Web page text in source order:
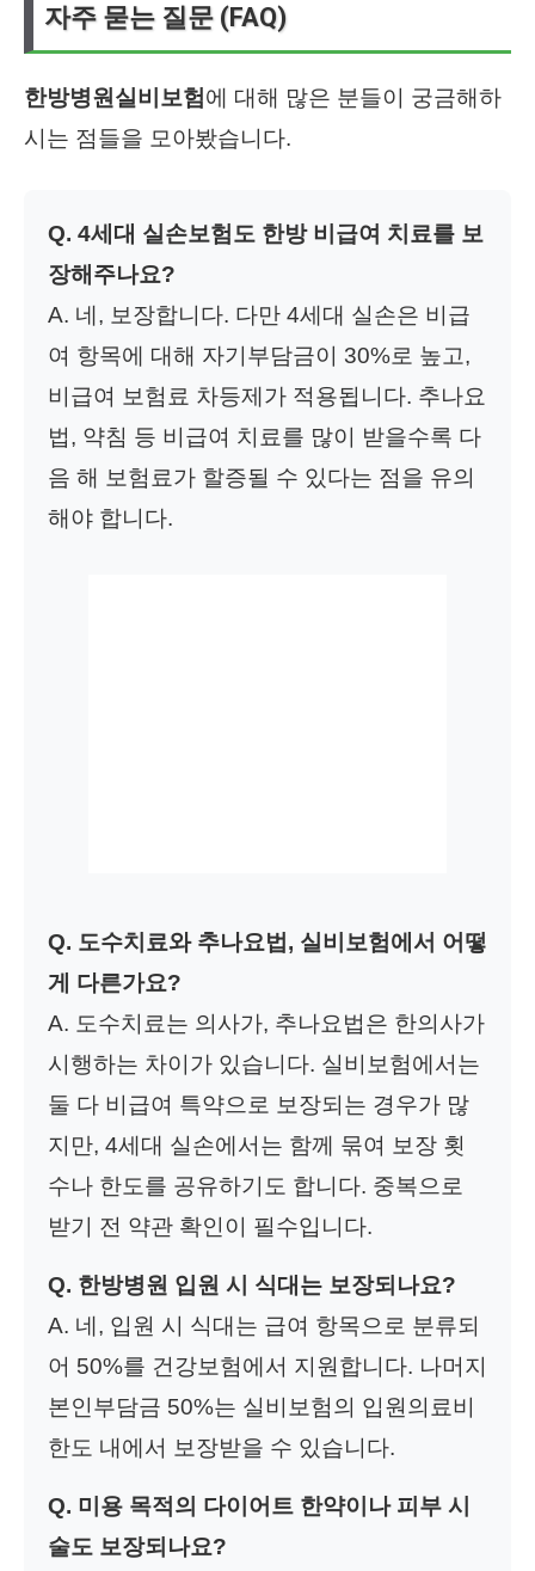
자주 묻는 질문 (FAQ)
한방병원실비보험에 대해 많은 분들이 궁금해하
시는 점들을 모아봤습니다.
Q. 4세대 실손보험도 한방 비급여 치료를 보
장해주나요?
A. 네, 보장합니다. 다만 4세대 실손은 비급
여 항목에 대해 자기부담금이 30%로 높고,
비급여 보험료 차등제가 적용됩니다. 추나요
법, 약침 등 비급여 치료를 많이 받을수록 다
음 해 보험료가 할증될 수 있다는 점을 유의
해야 합니다.
Q. 도수치료와 추나요법, 실비보험에서 어떻
게 다른가요?
A. 도수치료는 의사가, 추나요법은 한의사가
시행하는 차이가 있습니다. 실비보험에서는
둘 다 비급여 특약으로 보장되는 경우가 많
지만, 4세대 실손에서는 함께 묶여 보장 횟
수나 한도를 공유하기도 합니다. 중복으로
받기 전 약관 확인이 필수입니다.
Q. 한방병원 입원 시 식대는 보장되나요?
A. 네, 입원 시 식대는 급여 항목으로 분류되
어 50%를 건강보험에서 지원합니다. 나머지
본인부담금 50%는 실비보험의 입원의료비
한도 내에서 보장받을 수 있습니다.
Q. 미용 목적의 다이어트 한약이나 피부 시
술도 보장되나요?